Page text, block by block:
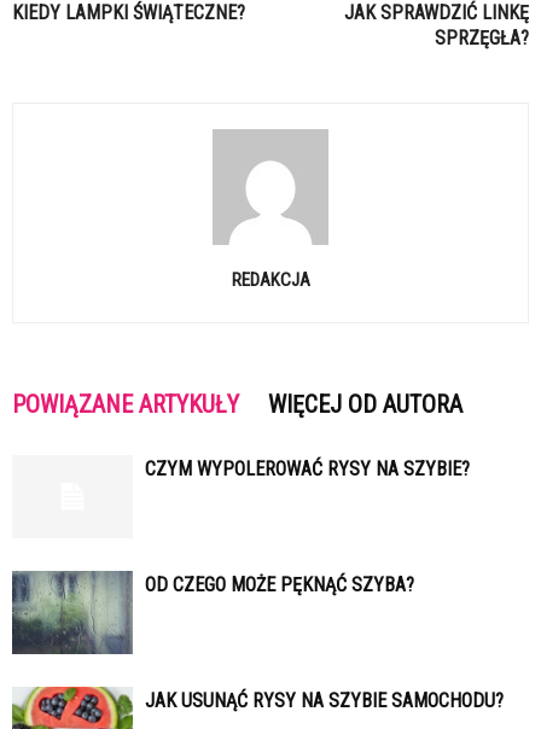
KIEDY LAMPKI ŚWIĄTECZNE?
JAK SPRAWDZIĆ LINKĘ
SPRZĘGŁA?
REDAKCJA
POWIĄZANE ARTYKUŁY WIĘCEJ OD AUTORA
CZYM WYPOLEROWAĆ RYSY NA SZYBIE?
OD CZEGO MOŻE PĘKNĄĆ SZYBA?
JAK USUNĄĆ RYSY NA SZYBIE SAMOCHODU?